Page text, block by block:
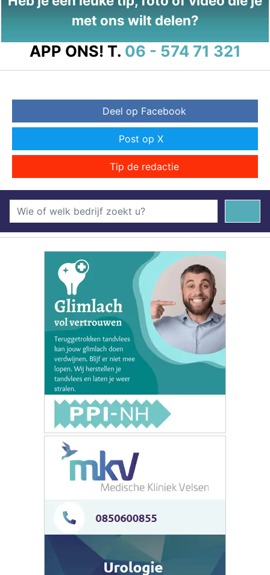
met ons wilt delen?
APP ONS! T. 06 - 574 71 321
Deel op Facebook
Post op X
Tip de redactie